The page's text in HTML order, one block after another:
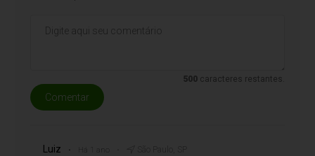
500 caracteres restantes.
Comentar
Luiz Há 1 ano